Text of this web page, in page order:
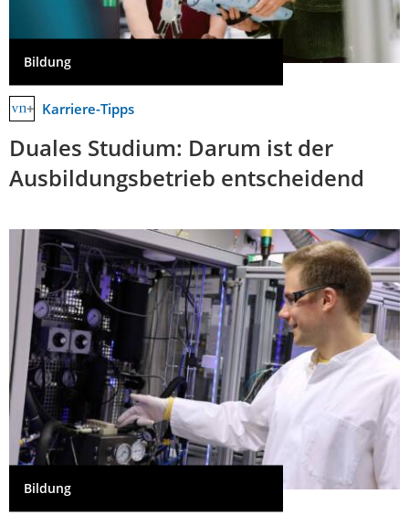
Bildung
Karriere-Tipps
Duales Studium: Darum ist der
Ausbildungsbetrieb entscheidend
Bildung